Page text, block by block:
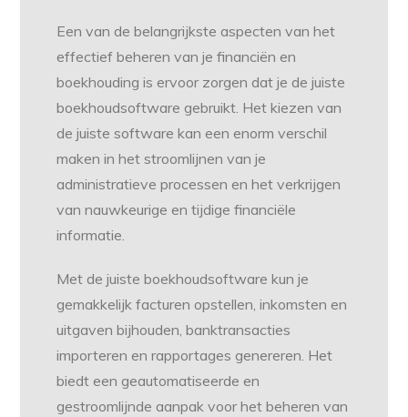
Een van de belangrijkste aspecten van het
effectief beheren van je financiën en
boekhouding is ervoor zorgen dat je de juiste
boekhoudsoftware gebruikt. Het kiezen van
de juiste software kan een enorm verschil
maken in het stroomlijnen van je
administratieve processen en het verkrijgen
van nauwkeurige en tijdige financiële
informatie.
Met de juiste boekhoudsoftware kun je
gemakkelijk facturen opstellen, inkomsten en
uitgaven bijhouden, banktransacties
importeren en rapportages genereren. Het
biedt een geautomatiseerde en
gestroomlijnde aanpak voor het beheren van